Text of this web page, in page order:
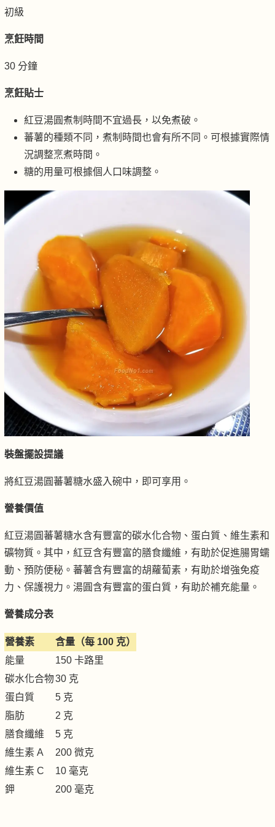
初級
烹飪時間
30 分鐘
烹飪貼士
紅豆湯圓煮制時間不宜過長，以免煮破。
蕃薯的種類不同，煮制時間也會有所不同。可根據實際情
況調整烹煮時間。
糖的用量可根據個人口味調整。
裝盤擺設提議
將紅豆湯圓蕃薯糖水盛入碗中，即可享用。
營養價值
紅豆湯圓蕃薯糖水含有豐富的碳水化合物、蛋白質、維生素和
礦物質。其中，紅豆含有豐富的膳食纖維，有助於促進腸胃蠕
動、預防便秘。蕃薯含有豐富的胡蘿蔔素，有助於增強免疫
力、保護視力。湯圓含有豐富的蛋白質，有助於補充能量。
營養成分表
營養素
含量（每 100 克）
能量
150 卡路里
碳水化合物30 克
蛋白質
5 克
脂肪
2 克
膳食纖維
5 克
維生素 A
200 微克
維生素 C
10 毫克
鉀
200 毫克